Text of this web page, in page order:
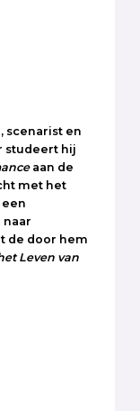
scenarist en
studeert hij
aan de
met het
een
naar
de door hem
Leven van